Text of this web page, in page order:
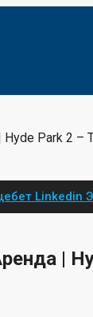
Park 2 –
Linkedin
|